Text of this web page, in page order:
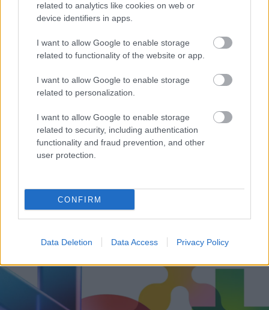
related to analytics like cookies on web or
device identifiers in apps.
I want to allow Google to enable storage
related to functionality of the website or app.
I want to allow Google to enable storage
related to personalization.
I want to allow Google to enable storage
related to security, including authentication
functionality and fraud prevention, and other
user protection.
CONFIRM
Data Deletion Data Access Privacy Policy
Δεν ανοίγει η μπάρα στα διόδια με το e-pass ενώ έχει
χρήματα «μέσα»;